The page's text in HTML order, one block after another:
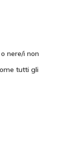
nere/i non
tutti gli